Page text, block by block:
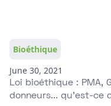
Bioéthique
June 30, 2021
Loi bioéthique : PMA,
donneurs... qu'est-ce